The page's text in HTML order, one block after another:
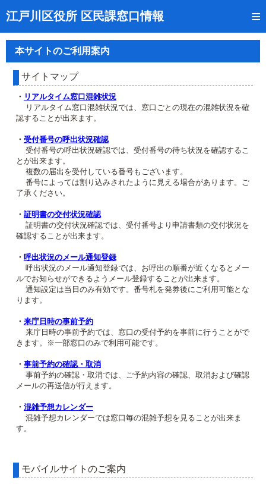
江戸川区役所 区民課窓口情報
トップページ
受付番号の呼出状況確認
証明書の交付状況確認
呼出状況のメール通知登録
来庁日時の事前予約
事前予約の確認・取消
混雑予想カレンダー
本サイトのご利用案内
本サイトのご利用案内
サイトマップ
・ リアルタイム窓口混雑状況
リアルタイム窓口混雑状況では、窓口ごとの現在の混雑状況を確
認することが出来ます。
・ 受付番号の呼出状況確認
受付番号の呼出状況確認では、受付番号の待ち状況を確認するこ
とが出来ます。
複数の届出を受付している番号もございます。
番号によっては割り込みされたように見える場合があります。ご
了承ください。
・ 証明書の交付状況確認
証明書の交付状況確認では、受付番号より申請書類の交付状況を
確認することが出来ます。
・ 呼出状況のメール通知登録
呼出状況のメール通知登録では、お呼出の順番が近くなるとメー
ルでお知らせができるようメール登録することが出来ます。
通知設定は当日のみ有効です。番号札を発券後にご利用可能とな
ります。
・ 来庁日時の事前予約
来庁日時の事前予約では、窓口の受付予約を事前に行うことがで
きます。※一部窓口のみで利用可能です。
・ 事前予約の確認・取消
事前予約の確認・取消では、ご予約内容の確認、取消および確認
メールの再送信が行えます。
・ 混雑予想カレンダー
混雑予想カレンダーでは窓口毎の混雑予想を見ることが出来ま
す。
モバイルサイトのご案内